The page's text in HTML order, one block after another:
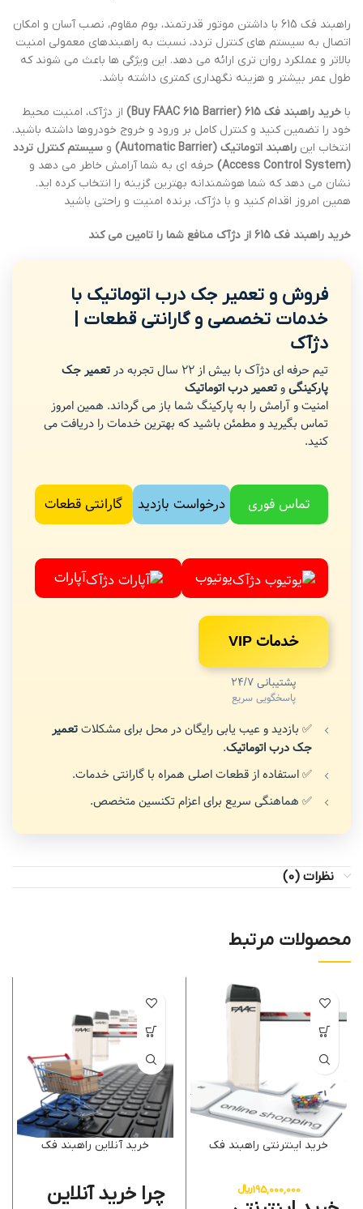
راهبند فک 615 با داشتن موتور قدرتمند، بوم مقاوم، نصب آسان و امکان
اتصال به سیستم های کنترل تردد، نسبت به راهبندهای معمولی امنیت
بالاتر و عملکرد روان تری ارائه می دهد. این ویژگی ها باعث می شوند که
طول عمر بیشتر و هزینه نگهداری کمتری داشته باشد.
با خرید راهبند فک 615 (Buy FAAC 615 Barrier)
از دژآک، امنیت محیط
خود را تضمین کنید و کنترل کامل بر ورود و خروج خودروها داشته باشید.
انتخاب این راهبند اتوماتیک (Automatic Barrier) و سیستم کنترل تردد
(Access Control System)
حرفه ای به شما آرامش خاطر می دهد و
نشان می دهد که شما هوشمندانه بهترین گزینه را انتخاب کرده اید.
همین امروز اقدام کنید و با دژآک، برنده امنیت و راحتی باشید
خرید راهبند فک 615 از دژآک منافع شما را تامین می کند
فروش و تعمیر جک درب اتوماتیک با
خدمات تخصصی و گارانتی قطعات |
دژآک
تیم حرفه ای دژآک با بیش از 22 سال تجربه در
تعمیر جک
پارکینگیو تعمیر درب اتوماتیک
امنیت و آرامش را به پارکینگ شما باز می گرداند. همین امروز
تماس بگیرید و مطمئن باشید که بهترین خدمات را دریافت می
کنید.
تماس فوری درخواست بازدید گارانتی قطعات
یوتیوب آپارات
خدمات VIP
پشتیبانی 24/7
پاسخگویی سریع
✅ بازدید و عیب یابی رایگان در محل برای مشکلاتتعمیر
جک درب اتوماتیک.
✅ استفاده از قطعات اصلی همراه با گارانتی خدمات.
✅ هماهنگی سریع برای اعزام تکنسین متخصص.
نظرات (0)
محصولات مرتبط
خرید اینترنتی راهبند فک
195,000,000﷼
خرید آنلاین راهبند فک
چراخرید آنلاین